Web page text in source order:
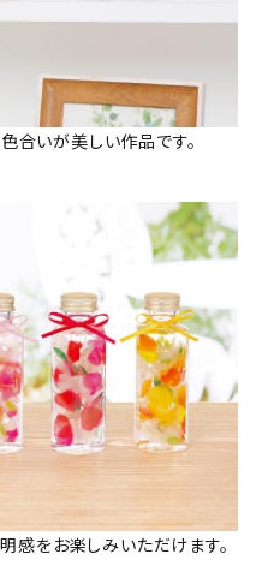
合いが美しい作品です。
感をお楽しみいただけます。